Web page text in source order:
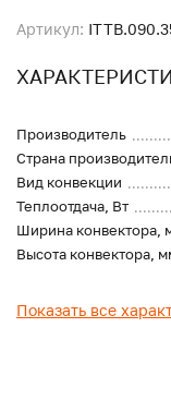
Артикул:
Производитель
Страна
Вид конвекции
Теплоотдача, Вт
Ширина конвектора,
Высота конвектора,
Показать все